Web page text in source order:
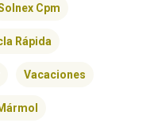
Cpm
Rápida
Vacaciones